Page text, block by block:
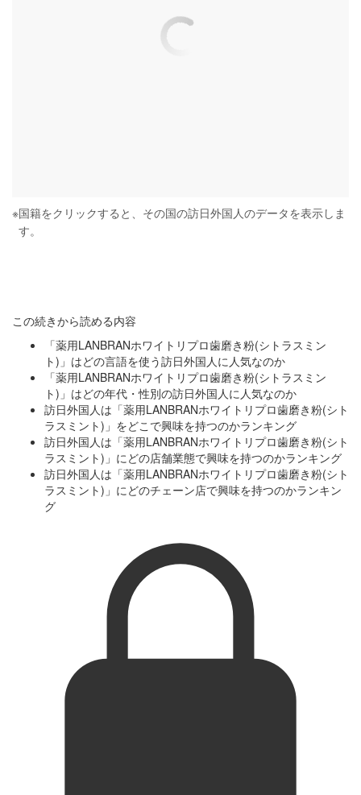
※国籍をクリックすると、その国の訪日外国人のデータを表示しま
す。
この続きから読める内容
「薬用LANBRANホワイトリプロ歯磨き粉(シトラスミン
ト)」はどの言語を使う訪日外国人に人気なのか
「薬用LANBRANホワイトリプロ歯磨き粉(シトラスミン
ト)」はどの年代・性別の訪日外国人に人気なのか
訪日外国人は「薬用LANBRANホワイトリプロ歯磨き粉(シト
ラスミント)」をどこで興味を持つのかランキング
訪日外国人は「薬用LANBRANホワイトリプロ歯磨き粉(シト
ラスミント)」にどの店舗業態で興味を持つのかランキング
訪日外国人は「薬用LANBRANホワイトリプロ歯磨き粉(シト
ラスミント)」にどのチェーン店で興味を持つのかランキン
グ